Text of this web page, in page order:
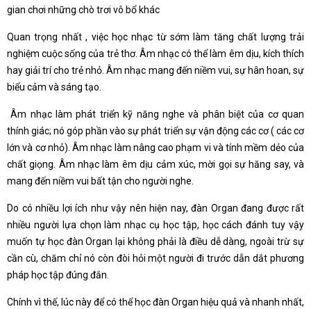
gian chơi những chò trơi vô bổ khác
Quan trọng nhất , việc học nhạc từ sớm làm tăng chất lượng trải
nghiệm cuộc sống của trẻ thơ. Âm nhạc có thể làm êm dịu, kích thích
hay giải trí cho trẻ nhỏ. Âm nhạc mang đến niềm vui, sự hân hoan, sự
biểu cảm và sáng tạo.
Âm nhạc làm phát triển kỹ năng nghe và phân biệt của cơ quan
thính giác; nó góp phần vào sự phát triển sự vận động các cơ ( các cơ
lớn và cơ nhỏ). Âm nhạc làm nâng cao phạm vi và tính mềm dẻo của
chất giọng. Âm nhạc làm êm dịu cảm xúc, mời gọi sự hăng say, và
mang đến niềm vui bất tận cho người nghe.
Do có nhiều lợi ích như vậy nên hiện nay, đàn Organ đang được rất
nhiều người lựa chọn làm nhạc cụ học tập, học cách đánh tuy vậy
muốn tự học đàn Organ lại không phải là điều dễ dàng, ngoài trừ sự
cần cù, chăm chỉ nó còn đòi hỏi một người đi trước dẫn dắt phương
pháp học tập đúng đắn.
Chính vì thế, lúc này để có thể học đàn Organ hiệu quả và nhanh nhất,